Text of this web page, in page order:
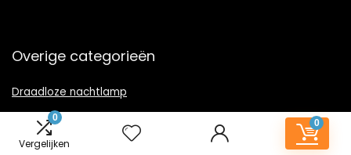
0
Vergelijken
0
Overige categorieën
Draadloze nachtlamp
Nachtlamp touch